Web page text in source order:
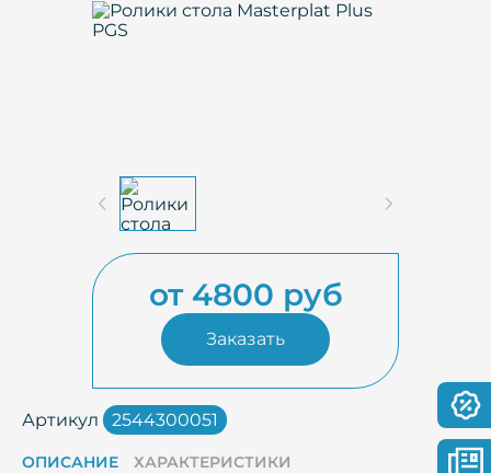
от 4800 руб
Заказать
Артикул 2544300051
ОПИСАНИЕ ХАРАКТЕРИСТИКИ